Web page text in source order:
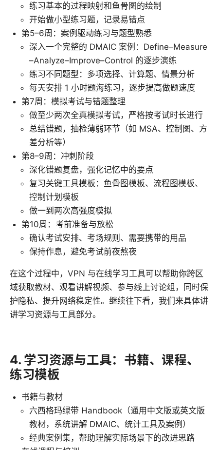
练习基本的过程映射和鱼骨图的绘制
开始做小型练习题，记录易错点
第5–6周：案例驱动练习与题型熟悉
深入一个完整的 DMAIC 案例：Define–Measure
–Analyze–Improve–Control 的逐步演练
练习不同题型：多项选择、计算题、情景分析
每天安排 1 小时题海练习，逐步提高做题速度
第7周：模拟考试与错题整理
做至少两次全真模拟考试，严格按考试时长进行
总结错题，抽检薄弱环节（如 MSA、控制图、方
差分析等）
第8–9周：冲刺阶段
深化错题复盘，强化记忆中的要点
复习关键工具模板：鱼骨图模板、流程图模板、
控制计划模板
做一到两次高强度模拟
第10周：考前准备与放松
确认考试安排、考场规则、需要携带的用品
保持作息，避免考试前夜熬夜
在这个过程中，VPN 与在线学习工具可以帮助你跨区
域获取教材、观看讲解视频、参与线上讨论组，同时保
护隐私、提升网络稳定性。继续往下看，我们来具体讲
讲学习资源与工具部分。
4. 学习资源与工具：书籍、课程、
练习模板
书籍与教材
六西格玛绿带 Handbook（通用中文版或英文版
教材，系统讲解 DMAIC、统计工具及案例）
经典案例集，帮助理解实际场景下的改进思路